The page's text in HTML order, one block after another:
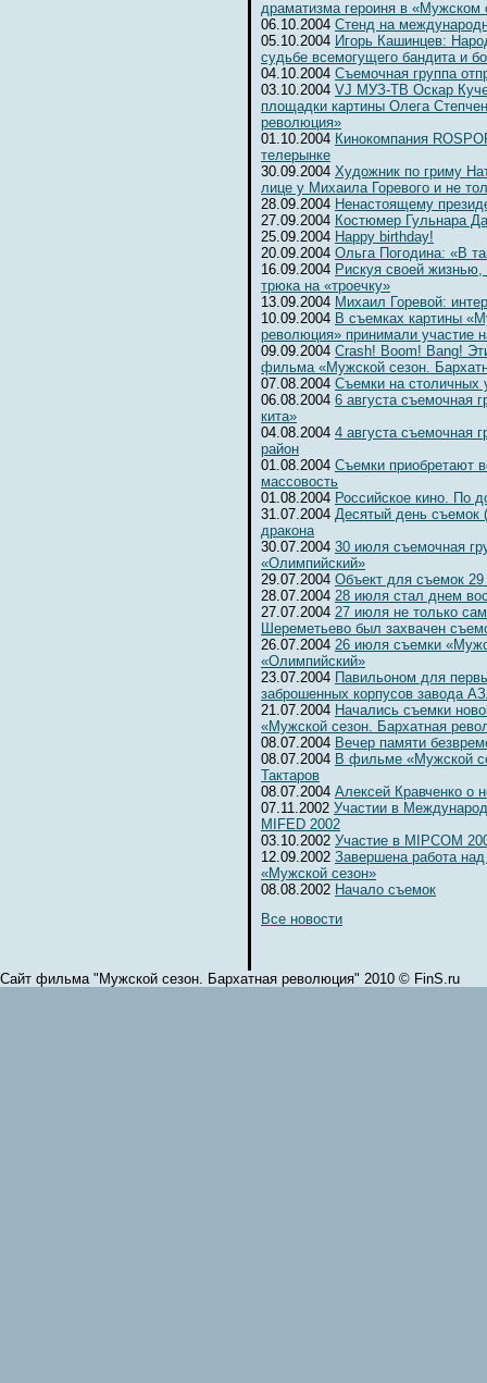
драматизма героиня в «Мужском
06.10.2004 Cтенд на
05.10.2004 Игорь Кашинцев:
судьбе всемогущего бандита и
04.10.2004 Съемочная группа
03.10.2004 VJ МУЗ-ТВ Оскар
площадки картины Олега
революция»
01.10.2004 Кинокомпания
телерынке
30.09.2004 Художник по гриму
лице у Михаила Горевого и не
28.09.2004 Ненастоящему
27.09.2004 Костюмер Гульнара
25.09.2004 Happy birthday!
20.09.2004 Ольга Погодина: «В
16.09.2004 Рискуя своей
трюка на «троечку»
13.09.2004 Михаил Горевой:
10.09.2004 В съемках картины
революция» принимали участие
09.09.2004 Crash! Boom! Bang!
фильма «Мужской сезон.
07.08.2004 Съемки на столичных
06.08.2004 6 августа съемочная
кита»
04.08.2004 4 августа съемочная
район
01.08.2004 Съемки приобретают
массовость
01.08.2004 Российское кино. По
31.07.2004 Десятый день съемок
дракона
30.07.2004 30 июля съемочная
«Олимпийский»
29.07.2004 Объект для съемок
28.07.2004 28 июля стал днем
27.07.2004 27 июля не только
Шереметьево был захвачен
26.07.2004 26 июля съемки
«Олимпийский»
23.07.2004 Павильоном для
заброшенных корпусов завода
21.07.2004 Начались съемки
«Мужской сезон. Бархатная
08.07.2004 Вечер памяти
08.07.2004 В фильме «Мужской
Тактаров
08.07.2004 Алексей Кравченко о
07.11.2002 Участии в
MIFED 2002
03.10.2002 Участие в MIPCOM
12.09.2002 Завершена работа
«Мужской сезон»
08.08.2002 Начало съемок
Все новости
Сайт фильма "Мужской сезон. Бархатная революция" 2010 © FinS.ru